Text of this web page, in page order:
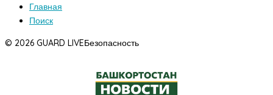
Главная
Поиск
© 2026 GUARD LIVEБезопасность